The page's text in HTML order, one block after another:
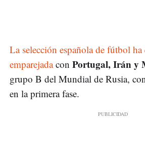
La selección española de fútbol ha
emparejadacon Portugal, Irán y
grupo B del Mundial de Rusia,
en la primera fase.